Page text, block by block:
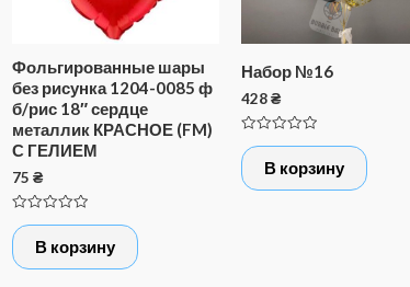
Фольгированные шары
без рисунка 1204-0085 ф
б/рис 18″ сердце
металлик КРАСНОЕ (FM)
С ГЕЛИЕМ
75 ₴
Оценка
0
5
В корзину
Набор №16
428₴
Оценка
0
5
В корзину